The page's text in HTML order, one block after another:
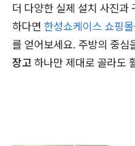
더 다양한 실제 설치 사진과
하다면 한성쇼케이스 쇼핑몰
를 얻어보세요. 주방의 중심
장고 하나만 제대로 골라도